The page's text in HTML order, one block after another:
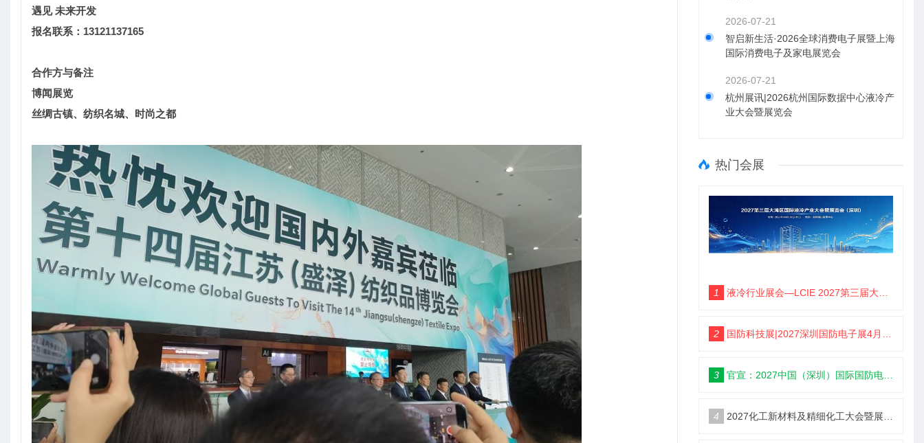
遇见 未来开发
报名联系：13121137165
合作方与备注
博闻展览
丝绸古镇、纺织名城、时尚之都
2026-07-21
智启新生活·2026全球消费电子展暨上海
国际消费电子及家电展览会
2026-07-21
杭州展讯|2026杭州国际数据中心液冷产
业大会暨展览会
热门会展
1 液冷行业展会—LCIE 2027第三届大湾区国际液冷产业大会暨展览会（深圳）
2 国防科技展|2027深圳国防电子展4月9日启幕
3 官宣：2027中国（深圳）国际国防电子博览会
4 2027化工新材料及精细化工大会暨展览会定档苏州